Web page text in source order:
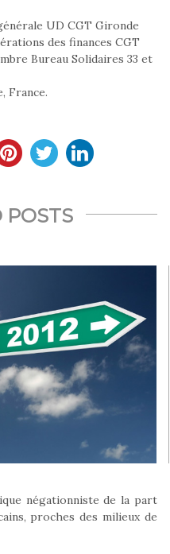
UD CGT Gironde
des finances CGT
Bureau Solidaires 33 et
France.
POSTS
négationniste de la part
proches des milieux de